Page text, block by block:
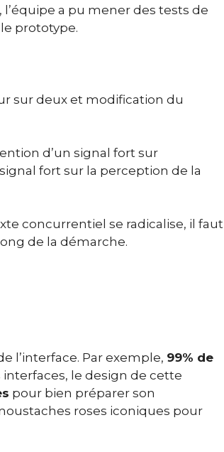
a pu mener des tests de
prototype.
sur deux et modification du
d’un signal fort sur
fort sur la perception de la
concurrentiel se radicalise, il faut
de la démarche.
l’interface. Par exemple, 99% de
interfaces, le design de cette
pour bien préparer son
roses iconiques pour